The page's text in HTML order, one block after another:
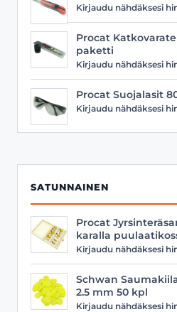
Kirjaudu nähdäksesi
Procat
paketti
Kirjaudu nähdäksesi
Procat Suojalasit
Kirjaudu nähdäksesi
SATUNNAINEN
Procat
karalla
Kirjaudu nähdäksesi
Schwan
2.5 mm 50 kpl
Kirjaudu nähdäksesi